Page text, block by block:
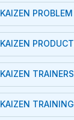
KAIZEN
KAIZEN
KAIZEN TRAINERS
KAIZEN TRAINING